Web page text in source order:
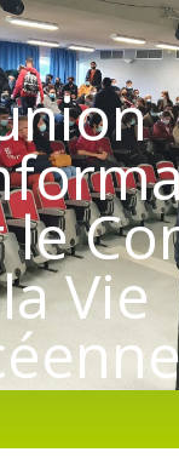
le
Vie